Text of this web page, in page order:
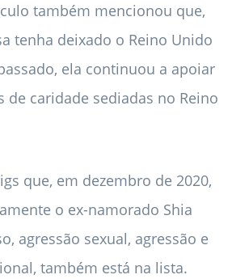
também mencionou que,
tenha deixado o Reino Unido
ela continuou a apoiar
de caridade sediadas no Reino
que, em dezembro de 2020,
o ex-namorado Shia
agressão sexual, agressão e
também está na lista.